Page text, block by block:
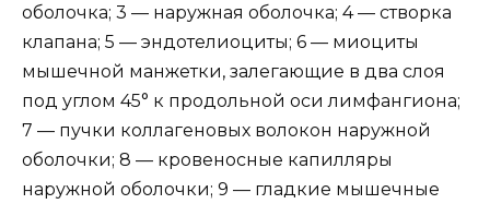
оболочка; 3 — наружная оболочка; 4 — створка
клапана; 5 — эндотелиоциты; 6 — миоциты
мышечной манжетки, залегающие в два слоя
под углом 45° к продольной оси лимфангиона;
7 — пучки коллагеновых волокон наружной
оболочки; 8 — кровеносные капилляры
наружной оболочки; 9 — гладкие мышечные